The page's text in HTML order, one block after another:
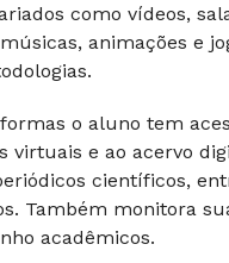
como vídeos,
animações e
o aluno tem
virtuais e ao acervo
científicos,
Também monitora
acadêmicos.